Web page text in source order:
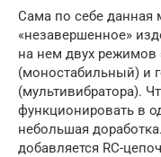
Сама по себе данная
«незавершенное»
на нем двух режимов
(моностабильный) и
(мультивибратора).
функционировать в
небольшая
добавляется RC-